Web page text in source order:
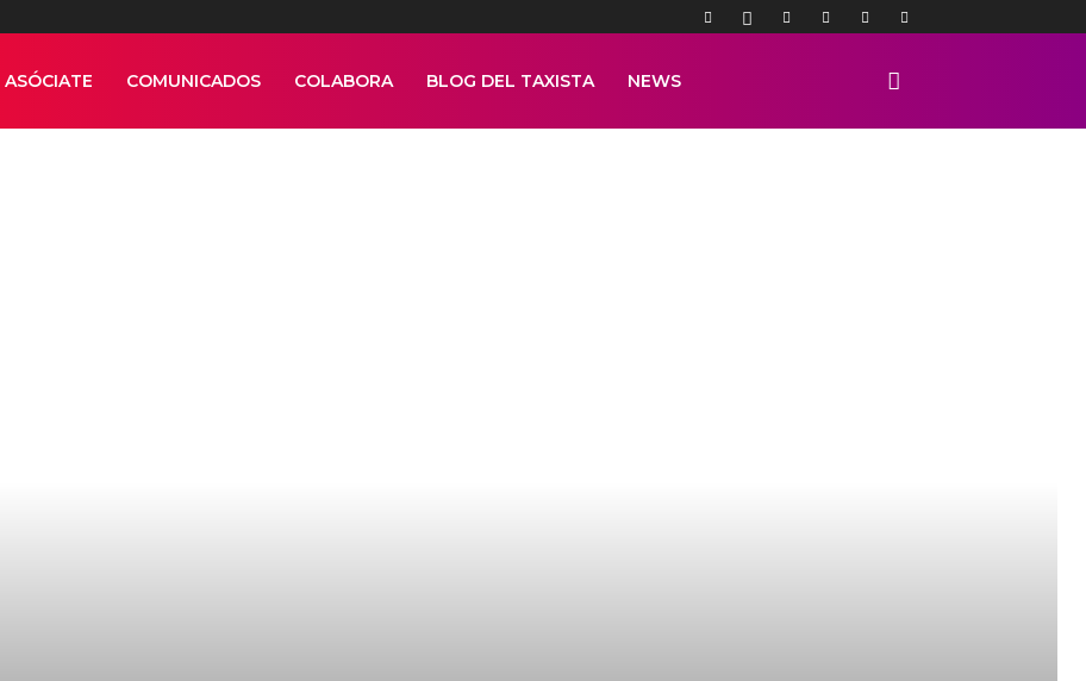
ASÓCIATE COMUNICADOS COLABORA BLOG DEL TAXISTA NEWS